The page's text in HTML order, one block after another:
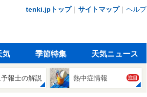
tenki.jpトップ｜ サイトマップ｜ ヘルプ
気 季節特集 天気ニュース
報士の解説 熱中症情報 注目